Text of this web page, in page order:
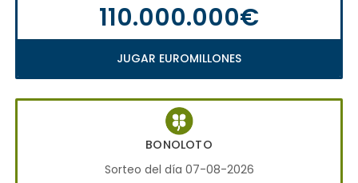
110.000.000€
JUGAR EUROMILLONES
BONOLOTO
Sorteo del día 07-08-2026